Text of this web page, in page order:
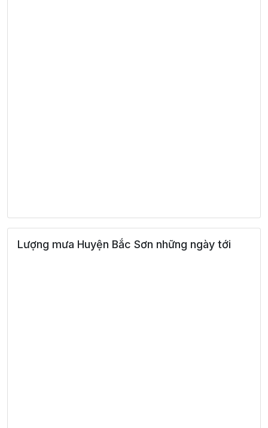
Lượng mưa Huyện Bắc Sơn những ngày tới